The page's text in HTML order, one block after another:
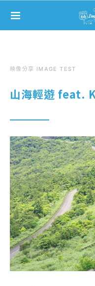
Search for:
映像分享 IMAGE TEST
山海輕遊 feat.